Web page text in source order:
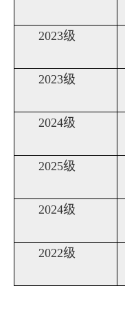
2023级
2023级
2024级
2025级
2024级
2022级